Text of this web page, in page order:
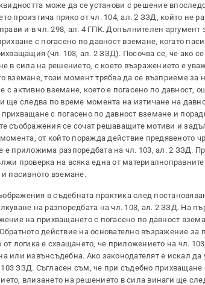
може да се установи с решение
произтича пряко от чл. 104, ал. 2 ЗЗД, който не
и в чл. 298, ал. 4 ГПК. Допълнителен
с погасено по давност вземане, когато
(чл. 103, ал. 2 ЗЗД). Посочва се, че ако
в сила на решението, с което възражението е
вземане, този момент трябва да се възприеме
с активно вземане, което е погасено по давност,
ще следва по време момента на изтичане на
с погасено по давност вземане и
съображения се сочат решаващите мотиви и
от който поражда действие предявеното
е приложима разпоредбата на чл. 103, ал. 2 ЗЗД.
проверка на всяка една от
и пасивното вземане.
в съдебната практика след
на разпоредбата на чл. 103, ал. 2 ЗЗД. На
на прихващането с погасено по давност
действие на основателно възражение
логика е схващането, че приложението на чл.
или извънсъдебна. Ако законодателят е искал
103 ЗЗД. Съгласен съм, че при съдебно
влизането на решението в сила винаги ще